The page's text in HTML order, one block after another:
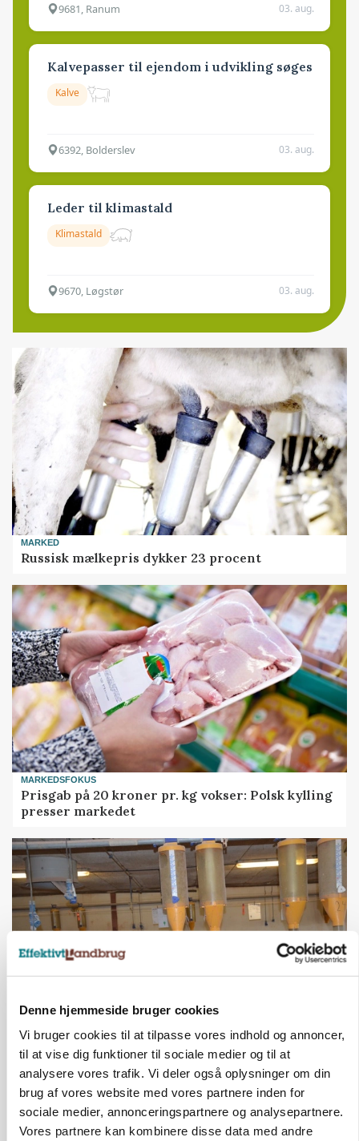
Denne hjemmeside bruger cookies
Vi bruger cookies til at tilpasse vores indhold og annoncer,
til at vise dig funktioner til sociale medier og til at
analysere vores trafik. Vi deler også oplysninger om din
brug af vores website med vores partnere inden for
sociale medier, annonceringspartnere og analysepartnere.
Vores partnere kan kombinere disse data med andre
9681, Ranum 03. aug.
Kalvepasser til ejendom i udvikling søges
Kalve
6392, Bolderslev 03. aug.
Leder til klimastald
Klimastald
9670, Løgstør 03. aug.
MARKED
Russisk mælkepris dykker 23 procent
MARKEDSFOKUS
Prisgab på 20 kroner pr. kg vokser: Polsk kylling
presser markedet
GRISE
Rådgiver om DB-Tjek: Små justeringer kan give
store besparelser
Annonce
Loading...